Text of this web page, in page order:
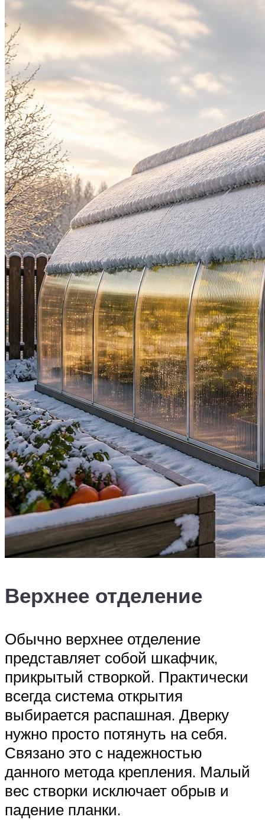
Верхнее отделение
Обычно верхнее отделение
представляет собой шкафчик,
прикрытый створкой. Практически
всегда система открытия
выбирается распашная. Дверку
нужно просто потянуть на себя.
Связано это с надежностью
данного метода крепления. Малый
вес створки исключает обрыв и
падение планки.